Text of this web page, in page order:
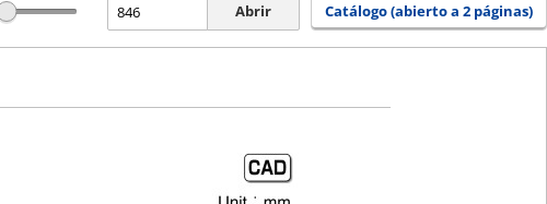
Abrir Catálogo (abierto a 2 páginas)